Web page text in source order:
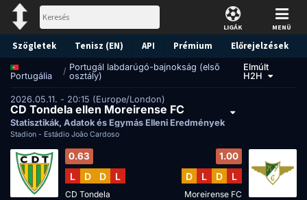
LIGÁK MENÜ
Szögletek Tenisz (EN) API Prémium Előrejelzések
Portugália / Portugál labdarúgó-bajnokság (első
osztály)
Elmúlt
H2H
2026.05.11. - 20:15 (Europe/London)
CD Tondela ellen Moreirense FC
Statisztikák, Adatok és Egymás Elleni Eredmények
Stadion - Estádio João Cardoso
0.63
L D D L
CD Tondela
1.00
D L D L
Moreirense FC